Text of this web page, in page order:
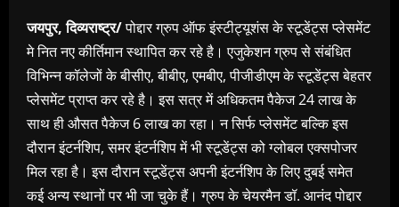
जयपुर, दिव्यराष्ट्र/पोद्दार ग्रुप ऑफ इंस्टीट्यूशंस के स्टूडेंट्स प्लेसमेंट
मे नित नए कीर्तिमान स्थापित कर रहे है। एजुकेशन ग्रुप से संबंधित
विभिन्न कॉलेजों के बीसीए, बीबीए, एमबीए, पीजीडीएम के स्टूडेंट्स बेहतर
प्लेसमेंट प्राप्त कर रहे है। इस सत्र में अधिकतम पैकेज 24 लाख के
साथ ही औसत पैकेज 6 लाख का रहा। न सिर्फ प्लेसमेंट बल्कि इस
दौरान इंटर्नशिप, समर इंटर्नशिप में भी स्टूडेंट्स को ग्लोबल एक्सपोजर
मिल रहा है। इस दौरान स्टूडेंट्स अपनी इंटर्नशिप के लिए दुबई समेत
कई अन्य स्थानों पर भी जा चुके हैं। ग्रुप के चेयरमैन डॉ. आनंद पोद्दार